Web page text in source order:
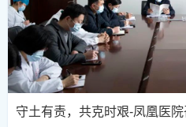
守土有责，共克时艰-凤凰医